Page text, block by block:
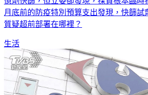
月底前的防疫特別預算支出發現，快篩試
質疑超前部署在哪裡？
生活